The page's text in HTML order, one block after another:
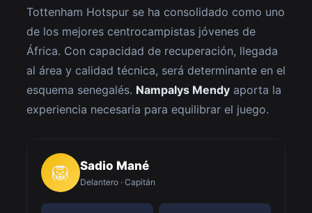
Tottenham Hotspur se ha consolidado como uno
de los mejores centrocampistas jóvenes de
África. Con capacidad de recuperación, llegada
al área y calidad técnica, será determinante en el
esquema senegalés. Nampalys Mendy aporta la
experiencia necesaria para equilibrar el juego.
🦁 Sadio Mané
Delantero · Capitán